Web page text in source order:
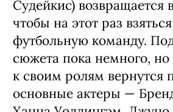
Судейкис) возвращается
чтобы на этот раз
футбольную команду.
сюжета пока немного, но
к своим ролям вернутся
основные актеры —